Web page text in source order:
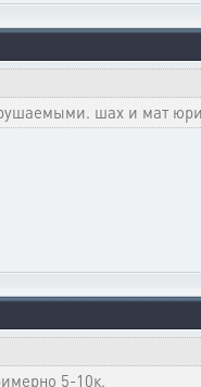
шах и мат
5-10к.